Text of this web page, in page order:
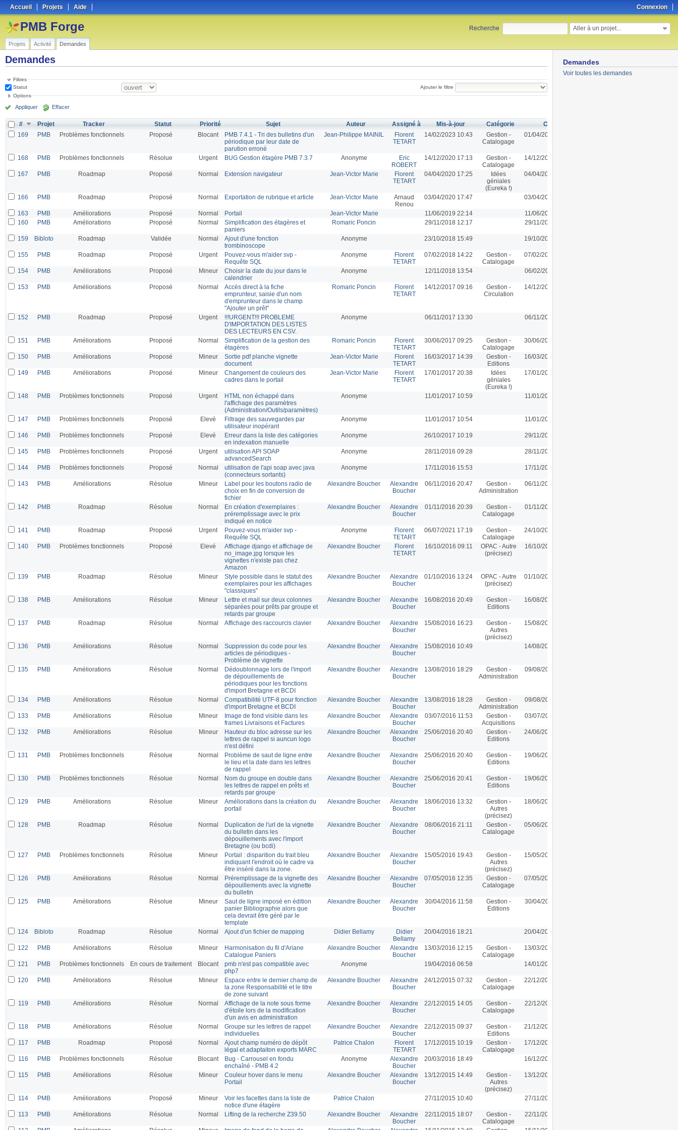
Connexion
Accueil Projets Aide
Recherche: Aller à un projet...
PMB Forge
Projets Activité Demandes
Demandes
Voir toutes les demandes
Demandes
Filtres
Statut
Ajouter le filtre
Options
Appliquer Effacer
# Projet Tracker Statut Priorité Sujet Auteur Assigné à Mis-à-jour Catégorie
Créé
169
PMB Problèmes fonctionnels Proposé Blocant
PMB 7.4.1 - Tri des bulletins d'un
périodique par leur date de
parution erroné
Jean-Philippe MAINIL
Florent
TETART
14/02/2023 10:43
Gestion -
Catalogage
01/04/2022 10:56
168 PMB Problèmes fonctionnels Résolue Urgent BUG Gestion étagère PMB 7.3.7 Anonyme
Eric
ROBERT
14/12/2020 17:13
Gestion -
Catalogage
14/12/2020 16:10
167 PMB Roadmap Proposé Normal Extension navigateur Jean-Victor Marie
Florent
TETART
04/04/2020 17:25
Idées
géniales
(Eureka !)
04/04/2020 17:25
166 PMB Roadmap Proposé Normal Exportation de rubrique et article Jean-Victor Marie
Arnaud
Renou
03/04/2020 17:47 03/04/2020 17:46
163 PMB Améliorations Proposé Normal Portail Jean-Victor Marie 11/06/2019 22:14
11/06/2019 22:14
160
PMB Améliorations Proposé Normal
Simplification des étagères et
paniers
Romaric Poncin 29/11/2018 12:17 29/11/2018 12:17
159 Bibloto Roadmap Validée Normal
Ajout d'une fonction
trombinoscope
Anonyme 23/10/2018 15:49 19/10/2018 15:48
155 PMB Roadmap Proposé Urgent
Pouvez-vous m'aider svp -
Requête SQL
Anonyme
Florent
TETART
07/02/2018 14:22
Gestion -
Catalogage
07/02/2018 14:22
154 PMB Améliorations Proposé Mineur
Choisir la date du jour dans le
calendrier
Anonyme 12/11/2018 13:54 06/02/2018 11:10
153 PMB Améliorations Proposé Normal
Accès direct à la fiche
emprunteur, saisie d'un nom
d'emprunteur dans le champ
"Ajouter un prêt"
Romaric Poncin
Florent
TETART
14/12/2017 09:16
Gestion -
Circulation
14/12/2017 09:16
152 PMB Roadmap Proposé Urgent
!!!URGENT!!! PROBLEME
D'IMPORTATION DES LISTES
DES LECTEURS EN CSV.
Anonyme 06/11/2017 13:30 06/11/2017 13:30
151 PMB Améliorations Proposé Normal
Simplification de la gestion des
étagères
Romaric Poncin
Florent
TETART
30/06/2017 09:25
Gestion -
Catalogage
30/06/2017 09:25
150 PMB Améliorations Proposé Mineur
Sortie pdf planche vignette
document
Jean-Victor Marie
Florent
TETART
16/03/2017 14:39
Gestion -
Editions
16/03/2017 14:39
149 PMB Améliorations Proposé Mineur
Changement de couleurs des
cadres dans le portail
Jean-Victor Marie
Florent
TETART
17/01/2017 20:38
Idées
géniales
(Eureka !)
17/01/2017 20:38
148 PMB Problèmes fonctionnels Proposé Urgent
HTML non échappé dans
l'affichage des paramètres
(Administration/Outils/paramètres)
Anonyme 11/01/2017 10:59 11/01/2017 10:59
147 PMB Problèmes fonctionnels Proposé Elevé
Filtrage des sauvegardes par
utilisateur inopérant
Anonyme 11/01/2017 10:54 11/01/2017 10:54
146 PMB Problèmes fonctionnels Proposé Elevé
Erreur dans la liste des catégories
en indexation manuelle
Anonyme 26/10/2017 10:19 29/11/2016 13:40
145 PMB Problèmes fonctionnels Proposé Urgent
utilisation API SOAP
advancedSearch
Anonyme 28/11/2016 09:28 28/11/2016 09:28
144 PMB Problèmes fonctionnels Proposé Normal
utilisation de l'api soap avec java
(connecteurs sortants)
Anonyme 17/11/2016 15:53 17/11/2016 15:53
143 PMB Améliorations Résolue Mineur
Label pour les boutons radio de
choix en fin de conversion de
fichier
Alexandre Boucher
Alexandre
Boucher
06/11/2016 20:47
Gestion -
Administration
06/11/2016 20:35
142 PMB Roadmap Résolue Normal
En création d'exemplaires :
préremplissage avec le prix
indiqué en notice
Alexandre Boucher
Alexandre
Boucher
01/11/2016 20:39
Gestion -
Catalogage
01/11/2016 20:39
141 PMB Roadmap Proposé Urgent
Pouvez-vous m'aider svp -
Requête SQL
Anonyme
Florent
TETART
06/07/2021 17:19
Gestion -
Catalogage
24/10/2016 16:44
140 PMB Problèmes fonctionnels Proposé Elevé
Affichage django et affichage de
no_image.jpg lorsque les
vignettes n'existe pas chez
Amazon
Alexandre Boucher
Florent
TETART
16/10/2016 09:11
OPAC - Autre
(précisez)
16/10/2016 09:11
139 PMB Roadmap Résolue Mineur
Style possible dans le statut des
exemplaires pour les affichages
"classiques"
Alexandre Boucher
Alexandre
Boucher
01/10/2016 13:24
OPAC - Autre
(précisez)
01/10/2016 13:24
138 PMB Améliorations Résolue Mineur
Lettre et mail sur deux colonnes
séparées pour prêts par groupe et
retards par groupe
Alexandre Boucher
Alexandre
Boucher
16/08/2016 20:49
Gestion -
Editions
16/08/2016 19:30
137 PMB Roadmap Résolue Normal Affichage des raccourcis clavier Alexandre Boucher
Alexandre
Boucher
15/08/2016 16:23
Gestion -
Autres
(précisez)
15/08/2016 13:55
136 PMB Améliorations Résolue Normal
Suppression du code pour les
articles de périodiques -
Problème de vignette
Alexandre Boucher
Alexandre
Boucher
15/08/2016 10:49 14/08/2016 17:47
135 PMB Améliorations Résolue Normal
Dédoublonnage lors de l'import
de dépouillements de
périodiques pour les fonctions
d'import Bretagne et BCDI
Alexandre Boucher
Alexandre
Boucher
13/08/2016 18:29
Gestion -
Administration
09/08/2016 11:57
134 PMB Améliorations Résolue Normal
Compatibilité UTF-8 pour fonction
d'import Bretagne et BCDI
Alexandre Boucher
Alexandre
Boucher
13/08/2016 18:28
Gestion -
Administration
09/08/2016 11:37
133 PMB Améliorations Résolue Mineur
Image de fond visible dans les
frames Livraisons et Factures
Alexandre Boucher
Alexandre
Boucher
03/07/2016 11:53
Gestion -
Acquisitions
03/07/2016 11:53
132 PMB Améliorations Résolue Mineur
Hauteur du bloc adresse sur les
lettres de rappel si auncun logo
n'est défini
Alexandre Boucher
Alexandre
Boucher
25/06/2016 20:40
Gestion -
Editions
24/06/2016 19:35
131 PMB Problèmes fonctionnels Résolue Normal
Problème de saut de ligne entre
le lieu et la date dans les lettres
de rappel
Alexandre Boucher
Alexandre
Boucher
25/06/2016 20:40
Gestion -
Editions
19/06/2016 22:00
130 PMB Problèmes fonctionnels Résolue Normal
Nom du groupe en double dans
les lettres de rappel en prêts et
retards par groupe
Alexandre Boucher
Alexandre
Boucher
25/06/2016 20:41
Gestion -
Editions
19/06/2016 21:44
129 PMB Améliorations Résolue Mineur
Améliorations dans la création du
portail
Alexandre Boucher
Alexandre
Boucher
18/06/2016 13:32
Gestion -
Autres
(précisez)
18/06/2016 13:32
128 PMB Roadmap Résolue Normal
Duplication de l'url de la vignette
du bulletin dans les
dépouillements avec l'import
Bretagne (ou bcdi)
Alexandre Boucher
Alexandre
Boucher
08/06/2016 21:11
Gestion -
Catalogage
05/06/2016 13:00
127 PMB Problèmes fonctionnels Résolue Mineur
Portail : disparition du trait bleu
indiquant l'endroit où le cadre va
être inséré dans la zone.
Alexandre Boucher
Alexandre
Boucher
15/05/2016 19:43
Gestion -
Autres
(précisez)
15/05/2016 19:43
126 PMB Améliorations Résolue Normal
Préremplissage de la vignette des
dépouillements avec la vignette
du bulletin
Alexandre Boucher
Alexandre
Boucher
07/05/2016 12:35
Gestion -
Catalogage
07/05/2016 12:19
125 PMB Améliorations Résolue Mineur
Saut de ligne imposé en édition
panier Bibliographie alors que
cela devrait être géré par le
template
Alexandre Boucher
Alexandre
Boucher
30/04/2016 11:58
Gestion -
Editions
30/04/2016 11:58
124 Bibloto Roadmap Résolue Normal Ajout d'un fichier de mapping Didier Bellamy
Didier
Bellamy
20/04/2016 18:21 20/04/2016 18:21
122 PMB Améliorations Résolue Mineur
Harmonisation du fil d'Ariane
Catalogue Paniers
Alexandre Boucher
Alexandre
Boucher
13/03/2016 12:15
Gestion -
Catalogage
13/03/2016 12:15
121 PMB Problèmes fonctionnels En cours de traitement Blocant
pmb n'est pas compatible avec
php7
Anonyme 19/04/2016 06:58 14/01/2016 10:20
120 PMB Améliorations Résolue Mineur
Espace entre le dernier champ de
la zone Responsabilité et le titre
de zone suivant
Alexandre Boucher
Alexandre
Boucher
24/12/2015 07:32
Gestion -
Catalogage
22/12/2015 14:16
119 PMB Améliorations Résolue Normal
Affichage de la note sous forme
d'étoile lors de la modification
d'un avis en administration
Alexandre Boucher
Alexandre
Boucher
22/12/2015 14:05
Gestion -
Catalogage
22/12/2015 11:44
118 PMB Améliorations Résolue Normal
Groupe sur les lettres de rappel
individuelles
Alexandre Boucher
Alexandre
Boucher
22/12/2015 09:37
Gestion -
Editions
21/12/2015 18:04
117 PMB Roadmap Proposé Normal
Ajout champ numéro de dépôt
légal et adaptaiton exports MARC
Patrice Chalon
Florent
TETART
17/12/2015 10:19
Gestion -
Catalogage
17/12/2015 10:19
116 PMB Problèmes fonctionnels Résolue Blocant
Bug - Carrousel en fondu
enchaîné - PMB 4.2
Anonyme
Alexandre
Boucher
20/03/2016 18:49 16/12/2015 13:32
115 PMB Améliorations Résolue Mineur
Couleur hover dans le menu
Portail
Alexandre Boucher
Alexandre
Boucher
13/12/2015 14:49
Gestion -
Autres
(précisez)
13/12/2015 14:38
114 PMB Améliorations Proposé Mineur
Voir les facettes dans la liste de
notice d'une étagère
Patrice Chalon 27/11/2015 10:40 27/11/2015 10:40
113 PMB Améliorations Résolue Normal Lifting de la recherche Z39.50 Alexandre Boucher
Alexandre
Boucher
22/11/2015 18:07
Gestion -
Catalogage
22/11/2015 18:07